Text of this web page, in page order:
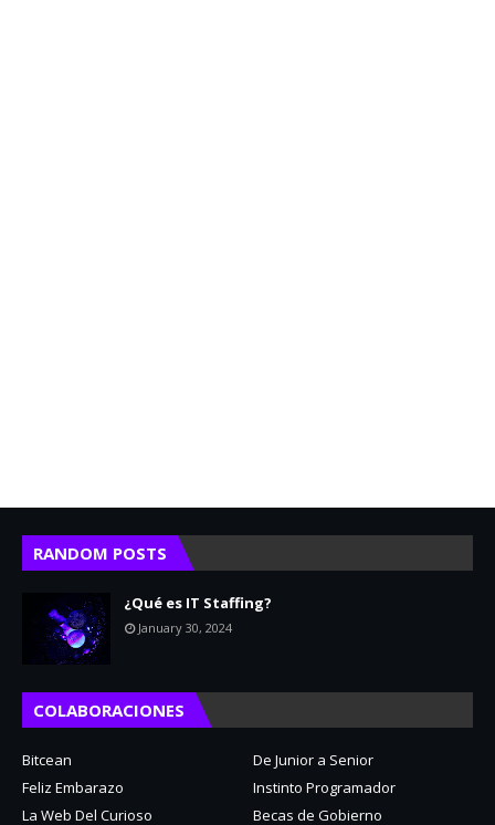
RANDOM POSTS
¿Qué es IT Staffing?
January 30, 2024
COLABORACIONES
Bitcean
De Junior a Senior
Feliz Embarazo
Instinto Programador
La Web Del Curioso
Becas de Gobierno